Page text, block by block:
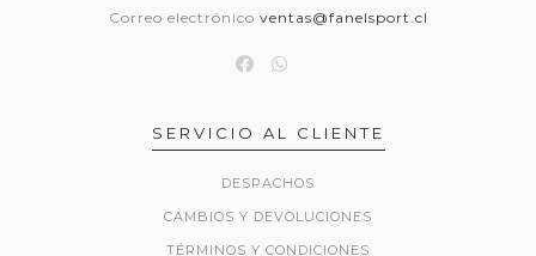
Correo electrónico ventas@fanelsport.cl
SERVICIO AL CLIENTE
DESPACHOS
CAMBIOS Y DEVOLUCIONES
TÉRMINOS Y CONDICIONES